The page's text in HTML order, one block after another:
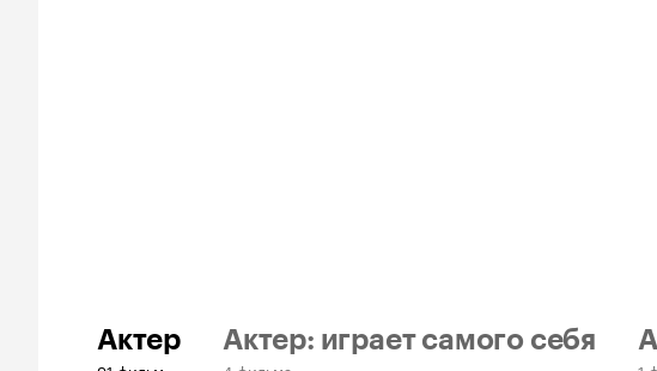
Актер Актер: играет самого себя